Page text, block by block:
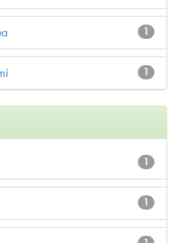
1
1
1
1